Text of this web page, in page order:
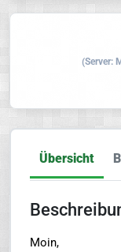
(Server:
Übersicht
Moin,